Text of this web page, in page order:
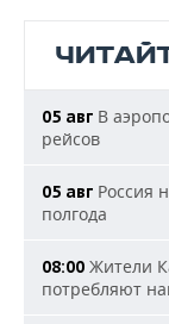
05 авг В
рейсов
05 авг Россия
полгода
08:00 Жители
потребляют